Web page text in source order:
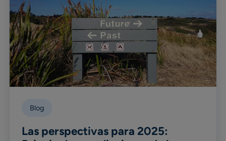
Blog
Las perspectivas para 2025: